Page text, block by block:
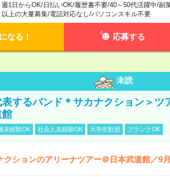
週1日からOK/日払いOK/履歴書不要/40～50代活躍中/副
以上の大量募集/電話対応なし/パソコンスキル不要
なる！ 応募する
未読
表するバンド＊サカナクション＞ツ
館
未経験OK 社会人未経験OK 大学生歓迎 ブランクOK
クションのアリーナツアー＠日本武道館／9